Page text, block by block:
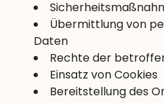
Übermittlung von
Daten
Rechte der
Einsatz von Cookies
Bereitstellung des